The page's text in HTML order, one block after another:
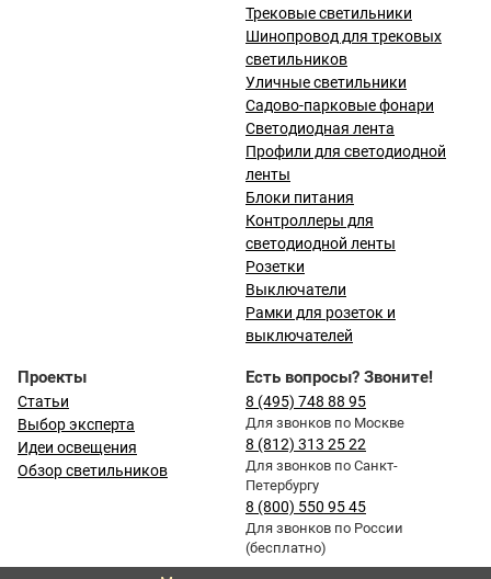
Трековые светильники
Шинопровод для трековых
светильников
Уличные светильники
Садово-парковые фонари
Светодиодная лента
Профили для светодиодной
ленты
Блоки питания
Контроллеры для
светодиодной ленты
Розетки
Выключатели
Рамки для розеток и
выключателей
Проекты
Статьи
Выбор эксперта
Идеи освещения
Обзор светильников
Есть вопросы? Звоните!
8 (495) 748 88 95
Для звонков по Москве
8 (812) 313 25 22
Для звонков по Санкт-
Петербургу
8 (800) 550 95 45
Для звонков по России
(бесплатно)